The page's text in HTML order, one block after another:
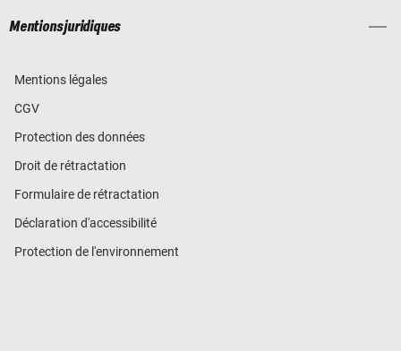
Mentions juridiques
Mentions légales
CGV
Protection des données
Droit de rétractation
Formulaire de rétractation
Déclaration d'accessibilité
Protection de l'environnement